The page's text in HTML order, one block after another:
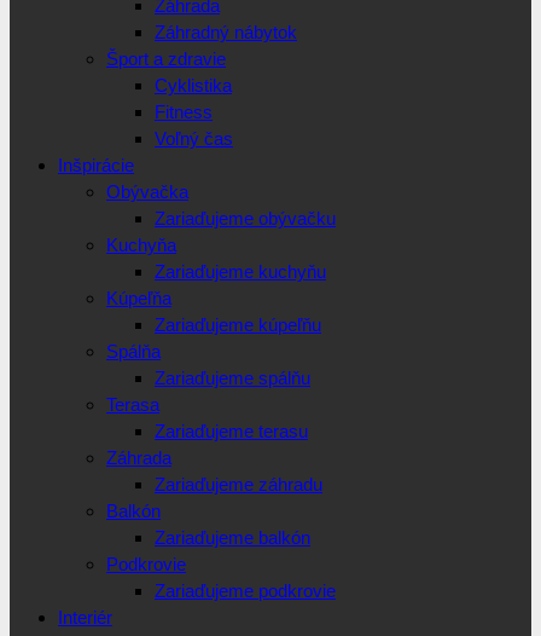
Záhrada
Záhradný nábytok
Šport a zdravie
Cyklistika
Fitness
Voľný čas
Inšpirácie
Obývačka
Zariaďujeme obývačku
Kuchyňa
Zariaďujeme kuchyňu
Kúpeľňa
Zariaďujeme kúpeľňu
Spálňa
Zariaďujeme spálňu
Terasa
Zariaďujeme terasu
Záhrada
Zariaďujeme záhradu
Balkón
Zariaďujeme balkón
Podkrovie
Zariaďujeme podkrovie
Interiér